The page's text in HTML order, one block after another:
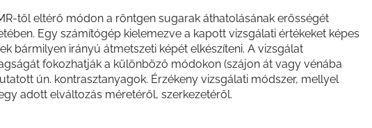
től eltérő módon a röntgen sugarak áthatolásának erősségét
Egy számítógép kielemezve a kapott vizsgálati értékeket képes
bármilyen irányú átmetszeti képét elkészíteni. A vizsgálat
fokozhatják a különböző módokon (szájon át vagy vénába
ún. kontrasztanyagok. Érzékeny vizsgálati módszer, mellyel
adott elváltozás méretéről, szerkezetéről.